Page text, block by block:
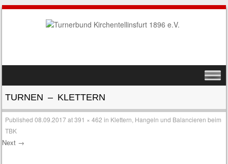
MENU
TURNEN – KLETTERN
Published08.09.2017at391 × 462 in Klettern, Hangeln und Balancieren beim
TBK
Next →